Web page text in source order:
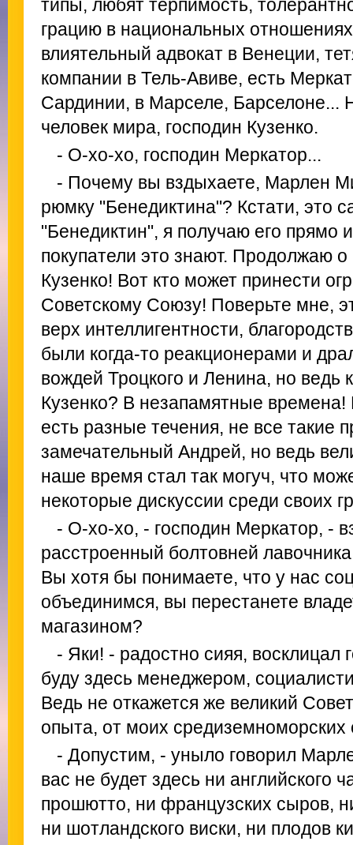
типы, любят терпимость,
грацию в национальных
влиятельный адвокат в Венеции,
компании в Тель-Авиве, есть
Сардинии, в Марселе, Барселоне...
человек мира, господин Кузенко.
- О-хо-хо, господин Меркатор...
- Почему вы вздыхаете, Марлен
рюмку "Бенедиктина"? Кстати, это
"Бенедиктин", я получаю его прямо
покупатели это знают. Продолжаю о
Кузенко! Вот кто может принести
Советскому Союзу! Поверьте мне,
верх интеллигентности,
были когда-то реакционерами и
вождей Троцкого и Ленина, но ведь
Кузенко? В незапамятные времена!
есть разные течения, не все такие
замечательный Андрей, но ведь
наше время стал так могуч, что
некоторые дискуссии среди своих
- О-хо-хо, - господин Меркатор, -
расстроенный болтовней
Вы хотя бы понимаете, что у нас
объединимся, вы перестанете
магазином?
- Яки! - радостно сияя, восклицал
буду здесь менеджером,
Ведь не откажется же великий
опыта, от моих средиземноморских
- Допустим, - уныло говорил
вас не будет здесь ни английского
прошютто, ни французских сыров,
ни шотландского виски, ни плодов